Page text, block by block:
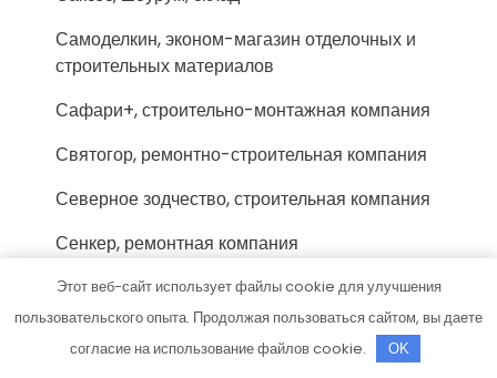
Самоделкин, эконом-магазин отделочных и
строительных материалов
Сафари+, строительно-монтажная компания
Святогор, ремонтно-строительная компания
Северное зодчество, строительная компания
Сенкер, ремонтная компания
Сетка21.рф, производственно-торговая
компания
Сибстройцентр, строительная компания
Этот веб-сайт использует файлы cookie для улучшения
пользовательского опыта. Продолжая пользоваться сайтом, вы даете
согласие на использование файлов cookie.
OK